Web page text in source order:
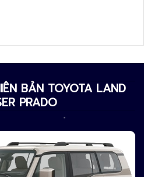
BẢN TOYOTA LAND
PRADO